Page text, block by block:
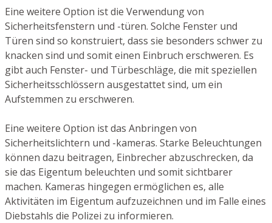
Eine weitere Option ist die Verwendung von
Sicherheitsfenstern und -türen. Solche Fenster und
Türen sind so konstruiert, dass sie besonders schwer zu
knacken sind und somit einen Einbruch erschweren. Es
gibt auch Fenster- und Türbeschläge, die mit speziellen
Sicherheitsschlössern ausgestattet sind, um ein
Aufstemmen zu erschweren.
Eine weitere Option ist das Anbringen von
Sicherheitslichtern und -kameras. Starke Beleuchtungen
können dazu beitragen, Einbrecher abzuschrecken, da
sie das Eigentum beleuchten und somit sichtbarer
machen. Kameras hingegen ermöglichen es, alle
Aktivitäten im Eigentum aufzuzeichnen und im Falle eines
Diebstahls die Polizei zu informieren.